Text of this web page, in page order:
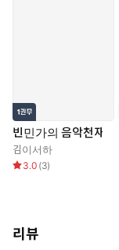
빈민가의 음악천재
김이서하
3.0 (3)
리뷰